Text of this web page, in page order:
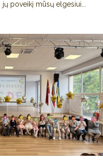
poveikį mūsų elgesiui...